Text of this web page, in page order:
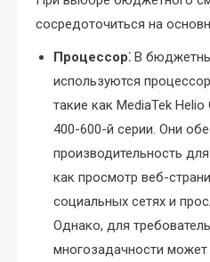
сосредоточиться на
Процессор⁚ В
используются
такие как MediaTek
400-600-й серии. Они
производительность
как просмотр веб-
социальных сетях и
Однако, для
многозадачности